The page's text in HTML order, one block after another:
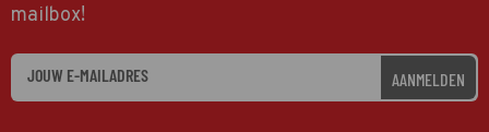
mailbox!
AANMELDEN